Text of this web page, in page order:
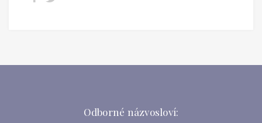
Odborné názvosloví: